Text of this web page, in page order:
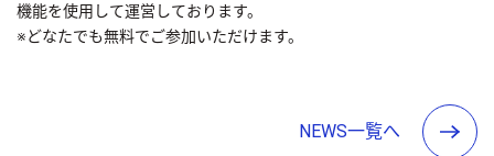
機能を使用して運営しております。
※どなたでも無料でご参加いただけます。
NEWS一覧へ